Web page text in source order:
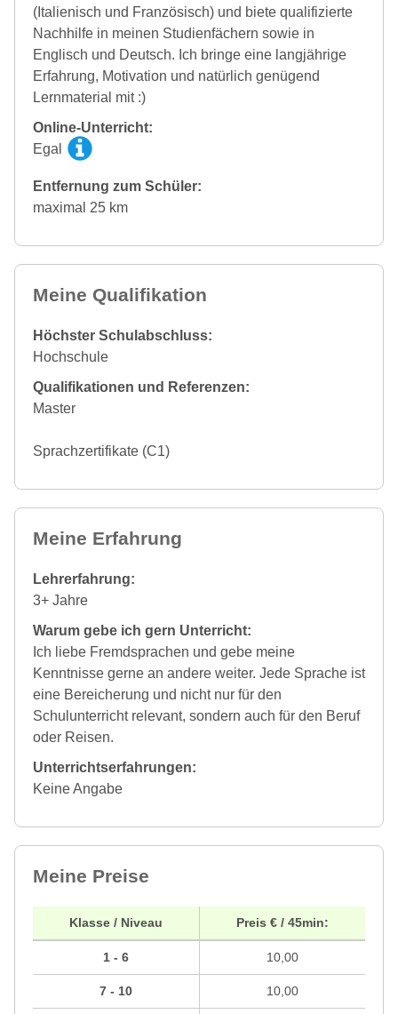
(Italienisch und Französisch) und biete qualifizierte
Nachhilfe in meinen Studienfächern sowie in
Englisch und Deutsch. Ich bringe eine langjährige
Erfahrung, Motivation und natürlich genügend
Lernmaterial mit :)
Online-Unterricht:
Egal
Entfernung zum Schüler:
maximal 25 km
Meine Qualifikation
Höchster Schulabschluss:
Hochschule
Qualifikationen und Referenzen:
Master
Sprachzertifikate (C1)
Meine Erfahrung
Lehrerfahrung:
3+ Jahre
Warum gebe ich gern Unterricht:
Ich liebe Fremdsprachen und gebe meine
Kenntnisse gerne an andere weiter. Jede Sprache ist
eine Bereicherung und nicht nur für den
Schulunterricht relevant, sondern auch für den Beruf
oder Reisen.
Unterrichtserfahrungen:
Keine Angabe
Meine Preise
Klasse / Niveau
1 - 6
7 - 10
Preis € / 45min:
10,00
10,00